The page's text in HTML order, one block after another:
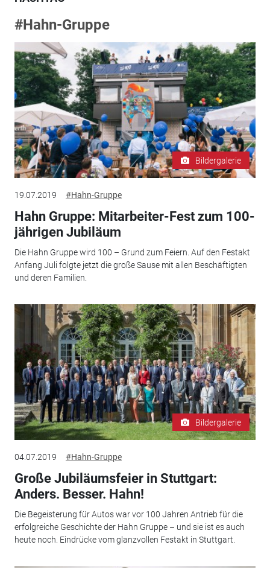
#Hahn-Gruppe
Bildergalerie
19.07.2019 #Hahn-Gruppe
Hahn Gruppe: Mitarbeiter-Fest zum 100-
jährigen Jubiläum
Die Hahn Gruppe wird 100 – Grund zum Feiern. Auf den Festakt
Anfang Juli folgte jetzt die große Sause mit allen Beschäftigten
und deren Familien.
Bildergalerie
04.07.2019 #Hahn-Gruppe
Große Jubiläumsfeier in Stuttgart:
Anders. Besser. Hahn!
Die Begeisterung für Autos war vor 100 Jahren Antrieb für die
erfolgreiche Geschichte der Hahn Gruppe – und sie ist es auch
heute noch. Eindrücke vom glanzvollen Festakt in Stuttgart.